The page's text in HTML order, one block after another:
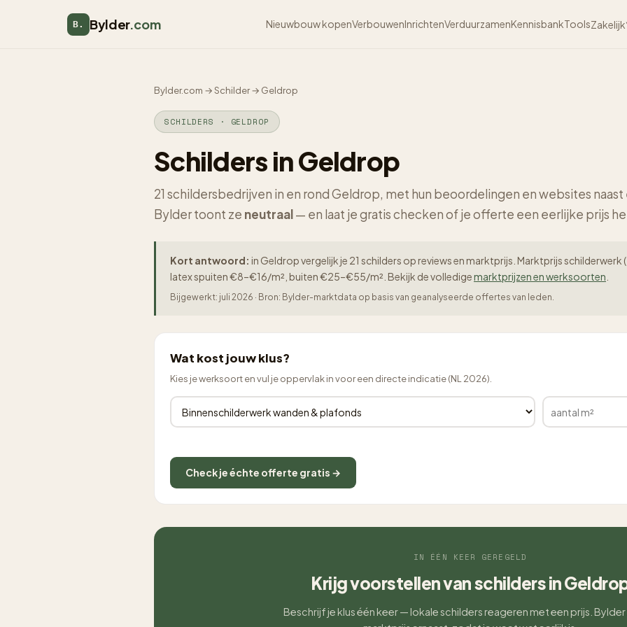
B. Bylder.com Nieuwbouw kopenVerbouwenInrichtenVerduurzamenKennisbankToolsZakelijk
Bylder.com →Schilder→ Geldrop
SCHILDERS · GELDROP
Schilders in Geldrop
21 schildersbedrijven in en rond Geldrop, met hun beoordelingen en websites naast
Bylder toont ze neutraal— en laat je gratis checken of je offerte een eerlijke prijs
Kort antwoord: in Geldrop vergelijk je 21 schilders op reviews en marktprijs. Marktprijs
latex spuiten €8–€16/m², buiten €25–€55/m². Bekijk de volledigemarktprijzen en werksoorten
Bijgewerkt: juli 2026 · Bron: Bylder-marktdata op basis van geanalyseerde offertes van leden.
Wat kost jouw klus?
Kies je werksoort en vul je oppervlak in voor een directe indicatie (NL 2026).
Check je échte offerte gratis →
IN ÉÉN KEER GEREGELD
Krijg voorstellen van schilders in
Beschrijf je klus één keer — lokale schilders reageren met een prijs.